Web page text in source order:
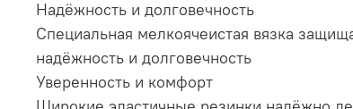
Надёжность и долговечность
Специальная мелкоячеистая вязка
надёжность и долговечность
Уверенность и комфорт